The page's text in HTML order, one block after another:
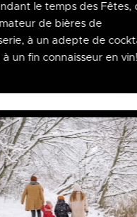
le temps des Fêtes,
de bières de
à un adepte de
un fin connaisseur en vin!